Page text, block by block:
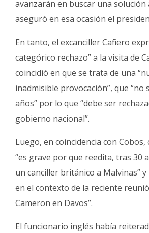
avanzarán en buscar una solución
aseguró en esa ocasión el
En tanto, el excanciller Cafiero
categórico rechazo” a la visita de
coincidió en que se trata de una
inadmisible provocación”, que “no
años” por lo que “debe ser
gobierno nacional”.
Luego, en coincidencia con
“es grave por que reedita, tras 30
un canciller británico a Malvinas”
en el contexto de la reciente
Cameron en Davos”.
El funcionario inglés había